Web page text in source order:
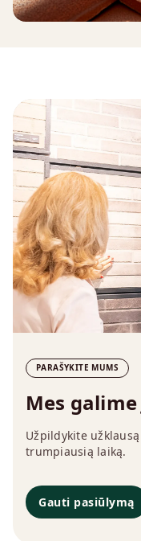
PARAŠYKITE MUMS
Mes
Užpildykite
trumpiausią laiką.
Gauti pasiūlymą